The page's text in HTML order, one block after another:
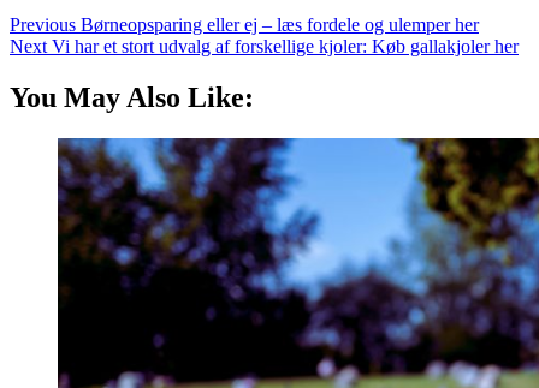
Previous Børneopsparing eller ej – læs fordele og ulemper her
Next Vi har et stort udvalg af forskellige kjoler: Køb gallakjoler her
You May Also Like: